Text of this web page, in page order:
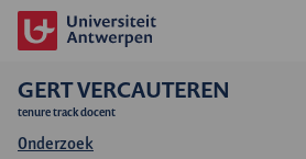
GERT VERCAUTEREN
tenure track docent
Onderzoek